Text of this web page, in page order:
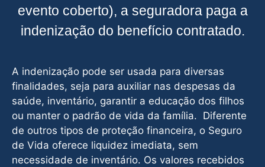
evento coberto), a seguradora paga a
indenização do benefício contratado.
A indenização pode ser usada para diversas
finalidades, seja para auxiliar nas despesas da
saúde, inventário, garantir a educação dos filhos
ou manter o padrão de vida da família. Diferente
de outros tipos de proteção financeira, o Seguro
de Vida oferece liquidez imediata, sem
necessidade de inventário. Os valores recebidos